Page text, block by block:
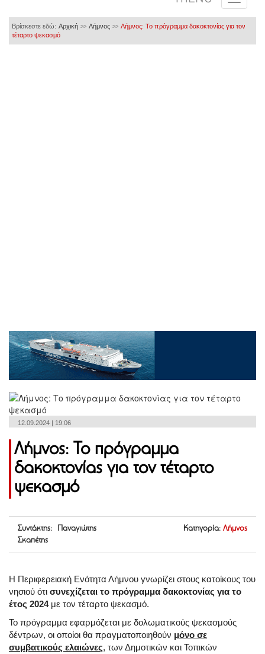
Βρίσκεστε εδώ: Αρχική >> Λήμνος >> Λήμνος: Το πρόγραμμα δακοκτονίας για τον
τέταρτο ψεκασμό
12.09.2024 | 19:06
Λήμνος: Το πρόγραμμα
δακοκτονίας για τον τέταρτο
ψεκασμό
Συντάκτης: Παναγιώτης
Σκαπέτης
Κατηγορία: Λήμνος
Η Περιφερειακή Ενότητα Λήμνου γνωρίζει στους κατοίκους του
νησιού ότι συνεχίζεται το πρόγραμμα δακοκτονίας για το
έτος 2024με τον τέταρτο ψεκασμό.
Το πρόγραμμα εφαρμόζεται με δολωματικούς ψεκασμούς
δέντρων, οι οποίοι θα πραγματοποιηθούν μόνο σε
συμβατικούς ελαιώνες, των Δημοτικών και Τοπικών